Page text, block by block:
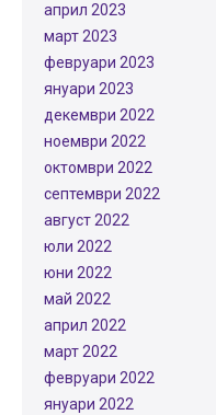
април 2023
март 2023
февруари 2023
януари 2023
декември 2022
ноември 2022
октомври 2022
септември 2022
август 2022
юли 2022
юни 2022
май 2022
април 2022
март 2022
февруари 2022
януари 2022